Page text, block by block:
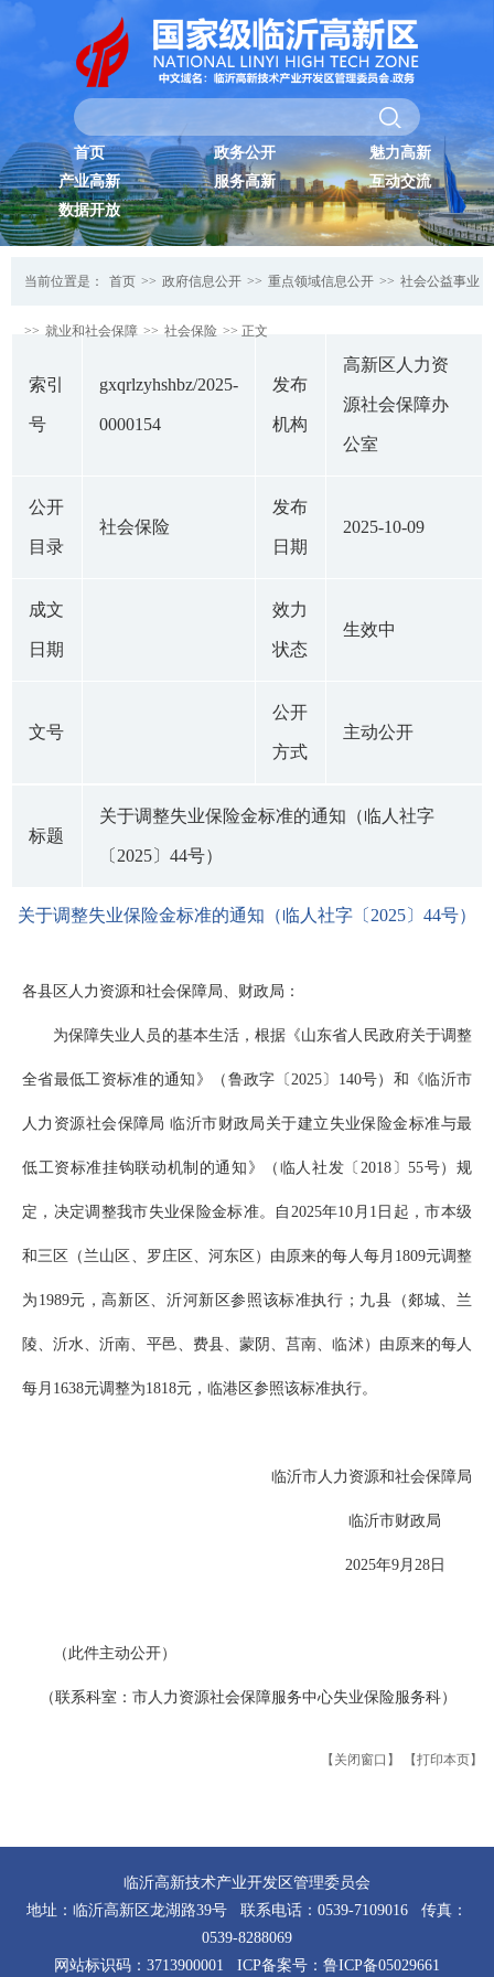
首页 政务公开
魅力高新
产业高新
服务高新
互动交流
数据开放
当前位置是： 首页 >> 政府信息公开 >> 重点领域信息公开 >> 社会公益事业
>> 就业和社会保障 >> 社会保险 >> 正文
索引
号
gxqrlzyhshbz/2025-
0000154
发布
机构
高新区人力资
源社会保障办
公室
公开
目录
社会保险
发布
日期
2025-10-09
成文
日期
效力
状态
生效中
文号
公开
方式
主动公开
标题
关于调整失业保险金标准的通知（临人社字
〔2025〕44号）
关于调整失业保险金标准的通知（临人社字〔2025〕44号）
各县区人力资源和社会保障局、财政局：
为保障失业人员的基本生活，根据《山东省人民政府关于调整
全省最低工资标准的通知》（鲁政字〔2025〕140号）和《临沂市
人力资源社会保障局 临沂市财政局关于建立失业保险金标准与最
低工资标准挂钩联动机制的通知》（临人社发〔2018〕55号）规
定，决定调整我市失业保险金标准。自2025年10月1日起，市本级
和三区（兰山区、罗庄区、河东区）由原来的每人每月1809元调整
为1989元，高新区、沂河新区参照该标准执行；九县（郯城、兰
陵、沂水、沂南、平邑、费县、蒙阴、莒南、临沭）由原来的每人
每月1638元调整为1818元，临港区参照该标准执行。
临沂市人力资源和社会保障局
临沂市财政局
2025年9月28日
（此件主动公开）
（联系科室：市人力资源社会保障服务中心失业保险服务科）
【关闭窗口】 【打印本页】
临沂高新技术产业开发区管理委员会
地址：临沂高新区龙湖路39号 联系电话：0539-7109016 传真：
0539-8288069
网站标识码：3713900001 ICP备案号： 鲁ICP备05029661